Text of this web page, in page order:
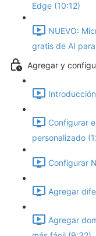
Edge (10:12)
NUEVO:
gratis de AI
Agregar y
Configurar
personalizado
Configurar
Agregar
Agregar